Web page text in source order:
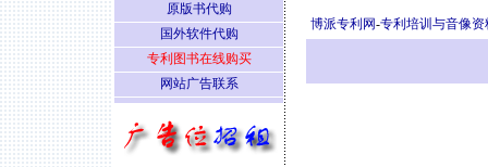
博派专利网-专利培训与音像资
原版书代购
国外软件代购
专利图书在线购买
网站广告联系